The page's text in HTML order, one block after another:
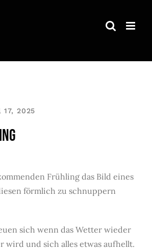
2025
Frühling das Bild eines
förmlich zu schnuppern
sich wenn das Wetter wieder
wird und sich alles etwas aufhellt.